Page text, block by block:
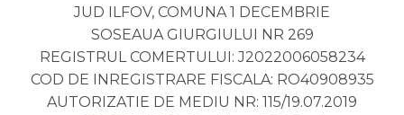
JUD ILFOV, COMUNA 1 DECEMBRIE
SOSEAUA GIURGIULUI NR 269
REGISTRUL COMERTULUI: J2022006058234
COD DE INREGISTRARE FISCALA: RO40908935
AUTORIZATIE DE MEDIU NR: 115/19.07.2019